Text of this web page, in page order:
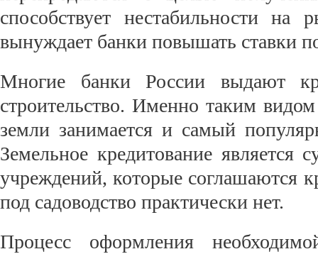
способствует нестабильности на
вынуждает банки повышать ставки
Многие банки России выдают
строительство. Именно таким
земли занимается и самый
Земельное кредитование является
учреждений, которые соглашаются
под садоводство практически нет.
Процесс оформления